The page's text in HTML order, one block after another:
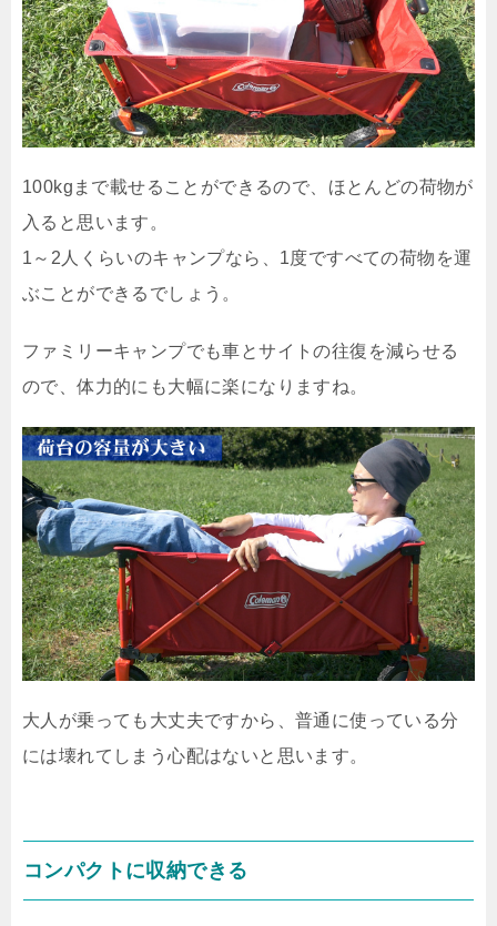
100kgまで載せることができるので、ほとんどの荷物が
入ると思います。
1～2人くらいのキャンプなら、1度ですべての荷物を運
ぶことができるでしょう。
ファミリーキャンプでも車とサイトの往復を減らせる
ので、体力的にも大幅に楽になりますね。
大人が乗っても大丈夫ですから、普通に使っている分
には壊れてしまう心配はないと思います。
コンパクトに収納できる